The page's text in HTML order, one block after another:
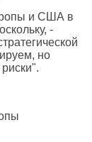
и США в
-
но